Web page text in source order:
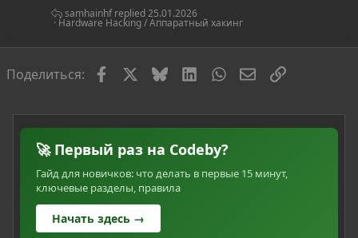
я
Hardware Hacking / Аппаратный хакинг
25.01.2026
samhainhf
Поделиться: FacebookBlueskyLinkedInWhatsAppЭлектронная
Ссылка
🚀 Первый раз на Codeby?
Гайд для новичков: что делать в первые 15 минут,
ключевые разделы, правила
Начать здесь →